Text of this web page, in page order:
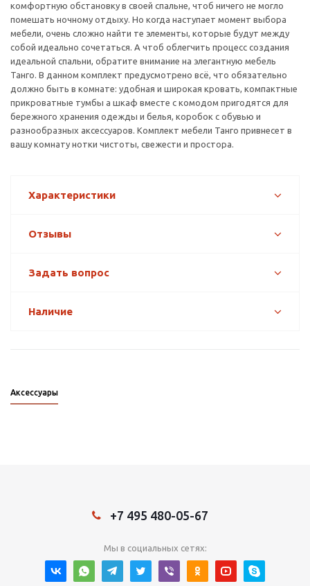
комфортную обстановку в своей спальне, чтоб ничего не могло
помешать ночному отдыху. Но когда наступает момент выбора
мебели, очень сложно найти те элементы, которые будут между
собой идеально сочетаться. А чтоб облегчить процесс создания
идеальной спальни, обратите внимание на элегантную мебель
Танго. В данном комплект предусмотрено всё, что обязательно
должно быть в комнате: удобная и широкая кровать, компактные
прикроватные тумбы а шкаф вместе с комодом пригодятся для
бережного хранения одежды и белья, коробок с обувью и
разнообразных аксессуаров. Комплект мебели Танго привнесет в
вашу комнату нотки чистоты, свежести и простора.
Характеристики
Отзывы
Задать вопрос
Наличие
Аксессуары
+7 495 480-05-67
Мы в социальных сетях: